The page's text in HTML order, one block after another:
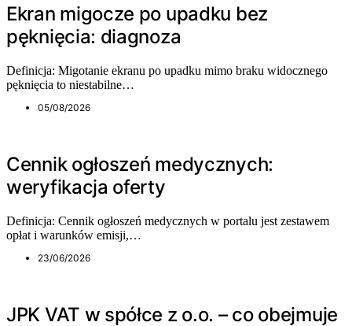
Ekran migocze po upadku bez
pęknięcia: diagnoza
Definicja: Migotanie ekranu po upadku mimo braku widocznego
pęknięcia to niestabilne…
05/08/2026
Cennik ogłoszeń medycznych:
weryfikacja oferty
Definicja: Cennik ogłoszeń medycznych w portalu jest zestawem
opłat i warunków emisji,…
23/06/2026
JPK VAT w spółce z o.o. – co obejmuje